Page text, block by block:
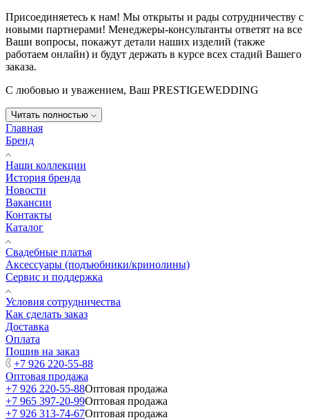
Присоединяетесь к нам! Мы открыты и рады сотрудничеству с
новыми партнерами! Менеджеры-консультанты ответят на все
Ваши вопросы, покажут детали наших изделий (также
работаем онлайн) и будут держать в курсе всех стадий Вашего
заказа.
С любовью и уважением, Ваш PRESTIGEWEDDING
Читать полностью
Главная
Бренд
Наши коллекции
История бренда
Новости
Вакансии
Контакты
Каталог
Свадебные платья
Аксессуары (подъюбники/кринолины)
Сервис и поддержка
Условия сотрудничества
Как сделать заказ
Доставка
Оплата
Пошив на заказ
+7 926 220-55-88
Оптовая продажа
+7 926 220-55-88Оптовая продажа
+7 965 397-20-99Оптовая продажа
+7 926 313-74-67Оптовая продажа